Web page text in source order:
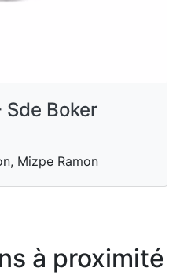
Boker
Mizpe Ramon
à proximité